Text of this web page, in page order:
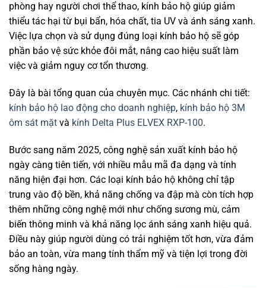
phòng hay người chơi thể thao, kính bảo hộ giúp giảm
thiểu tác hại từ bụi bẩn, hóa chất, tia UV và ánh sáng xanh.
Việc lựa chọn và sử dụng đúng loại kính bảo hộ sẽ góp
phần bảo vệ sức khỏe đôi mắt, nâng cao hiệu suất làm
việc và giảm nguy cơ tổn thương.
Đây là bài tổng quan của chuyên mục. Các nhánh chi tiết:
kính bảo hộ lao động cho doanh nghiệp, kính bảo hộ 3M
ôm sát mặt và kính Delta Plus ELVEX RXP-100.
Bước sang năm 2025, công nghệ sản xuất kính bảo hộ
ngày càng tiên tiến, với nhiều mẫu mã đa dạng và tính
năng hiện đại hơn. Các loại kính bảo hộ không chỉ tập
trung vào độ bền, khả năng chống va đập mà còn tích hợp
thêm những công nghệ mới như chống sương mù, cảm
biến thông minh và khả năng lọc ánh sáng xanh hiệu quả.
Điều này giúp người dùng có trải nghiệm tốt hơn, vừa đảm
bảo an toàn, vừa mang tính thẩm mỹ và tiện lợi trong đời
sống hàng ngày.